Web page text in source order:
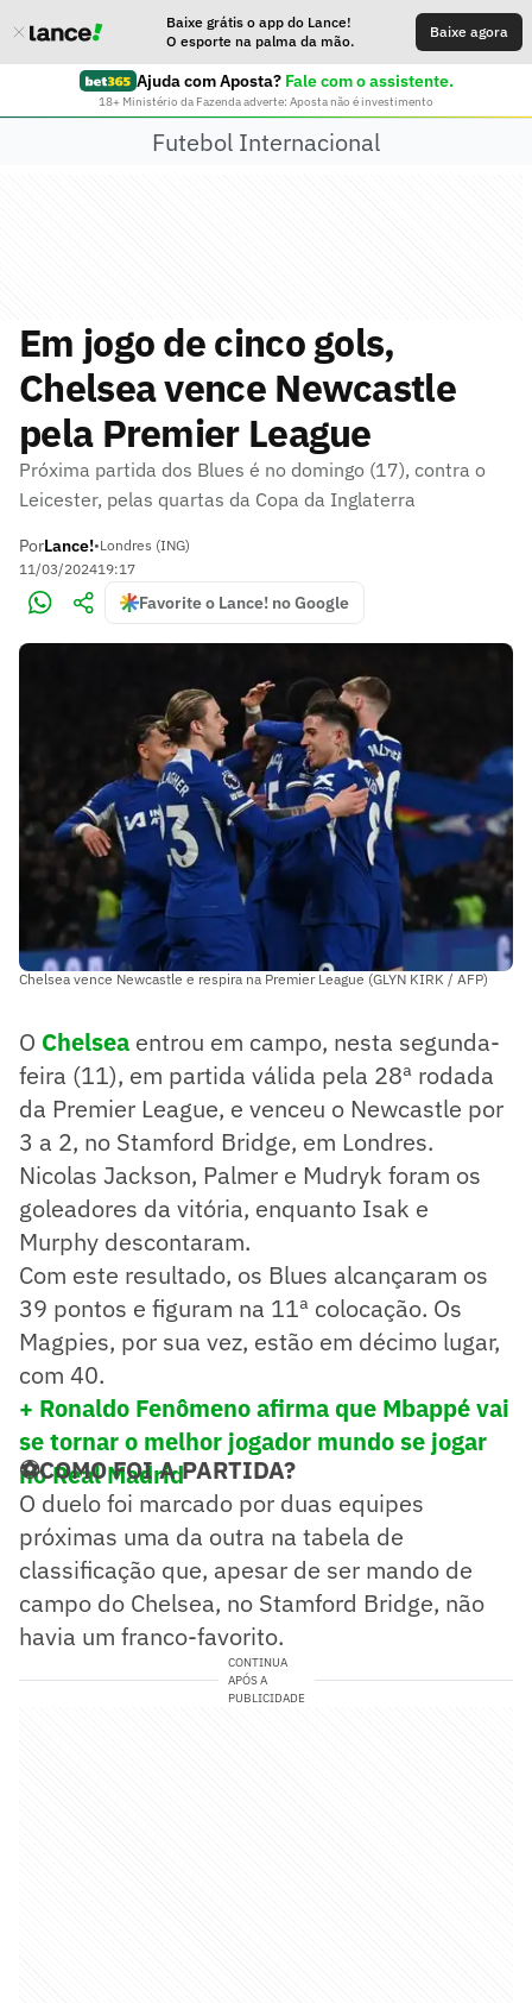
Baixe grátis o app do Lance!
O esporte na palma da mão.
Baixe agora
Ajuda com Aposta? Fale com o assistente.
18+ Ministério da Fazenda adverte: Aposta não é investimento
Futebol Internacional
Em jogo de cinco gols,
Chelsea vence Newcastle
pela Premier League
Próxima partida dos Blues é no domingo (17), contra o
Leicester, pelas quartas da Copa da Inglaterra
PorLance!•Londres (ING)
11/03/202419:17
Favorite o Lance! no Google
Chelsea vence Newcastle e respira na Premier League (GLYN KIRK / AFP)
O Chelsea entrou em campo, nesta segunda-
feira (11), em partida válida pela 28ª rodada
da Premier League, e venceu o Newcastle por
3 a 2, no Stamford Bridge, em Londres.
Nicolas Jackson, Palmer e Mudryk foram os
goleadores da vitória, enquanto Isak e
Murphy descontaram.
Com este resultado, os Blues alcançaram os
39 pontos e figuram na 11ª colocação. Os
Magpies, por sua vez, estão em décimo lugar,
com 40.
+ Ronaldo Fenômeno afirma que Mbappé vai
se tornar o melhor jogador mundo se jogar
no Real Madrid
⚽COMO FOI A PARTIDA?
O duelo foi marcado por duas equipes
próximas uma da outra na tabela de
classificação que, apesar de ser mando de
campo do Chelsea, no Stamford Bridge, não
havia um franco-favorito.
CONTINUA
APÓS A
PUBLICIDADE